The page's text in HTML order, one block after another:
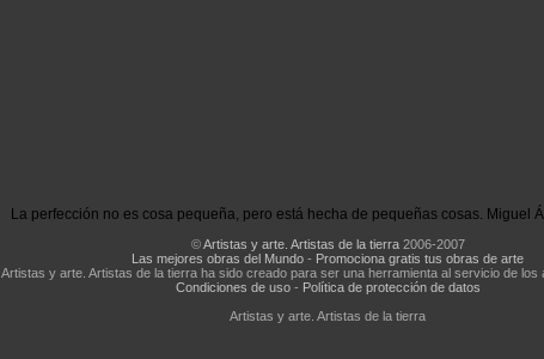
La perfección no es cosa pequeña, pero está hecha de pequeñas cosas. Miguel
©Artistas y arte. Artistas de la tierra2006-2007
Las mejores obras del Mundo - Promociona gratis tus obras de arte
Artistas y arte. Artistas de la tierra ha sido creado para ser una herramienta al servicio de los
Condiciones de uso- Política de protección de datos
Artistas y arte. Artistas de la tierra